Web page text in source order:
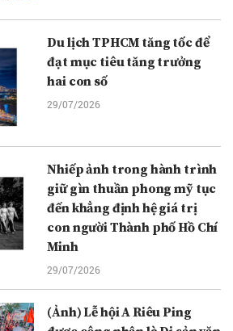
Du lịch TPHCM tăng tốc để
đạt mục tiêu tăng trưởng
hai con số
29/07/2026
Nhiếp ảnh trong hành trình
giữ gìn thuần phong mỹ tục
đến khẳng định hệ giá trị
con người Thành phố Hồ Chí
Minh
29/07/2026
(Ảnh) Lễ hội A Riêu Ping